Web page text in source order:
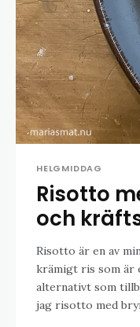
HELGMIDDAG
Risotto
och
Risotto är en av
krämigt ris som är
alternativt som
jag risotto med